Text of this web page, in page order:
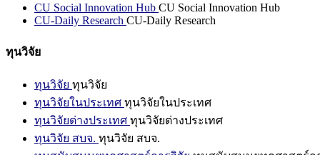
CU Social Innovation Hub CU Social Innovation Hub
CU-Daily Research CU-Daily Research
ทุนวิจัย
ทุนวิจัย ทุนวิจัย
ทุนวิจัยในประเทศ ทุนวิจัยในประเทศ
ทุนวิจัยต่างประเทศ ทุนวิจัยต่างประเทศ
ทุนวิจัย สบจ. ทุนวิจัย สบจ.